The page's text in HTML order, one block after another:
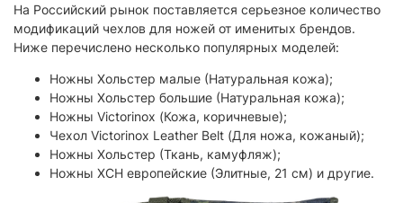
На Российский рынок поставляется серьезное количество
модификаций чехлов для ножей от именитых брендов.
Ниже перечислено несколько популярных моделей:
Ножны Хольстер малые (Натуральная кожа);
Ножны Хольстер большие (Натуральная кожа);
Ножны Victorinox (Кожа, коричневые);
Чехол Victorinox Leather Belt (Для ножа, кожаный);
Ножны Хольстер (Ткань, камуфляж);
Ножны XCH европейские (Элитные, 21 см) и другие.